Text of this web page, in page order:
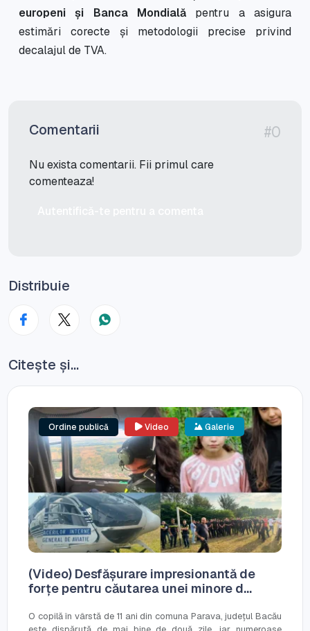
europeni și Banca Mondială pentru a asigura
estimări corecte și metodologii precise privind
decalajul de TVA.
Comentarii #0
Nu exista comentarii. Fii primul care
comenteaza!
Distribuie
Citește și...
Ordine publică Video Galerie
(Video) Desfășurare impresionantă de
forțe pentru căutarea unei minore d...
O copilă în vârstă de 11 ani din comuna Parava, județul Bacău